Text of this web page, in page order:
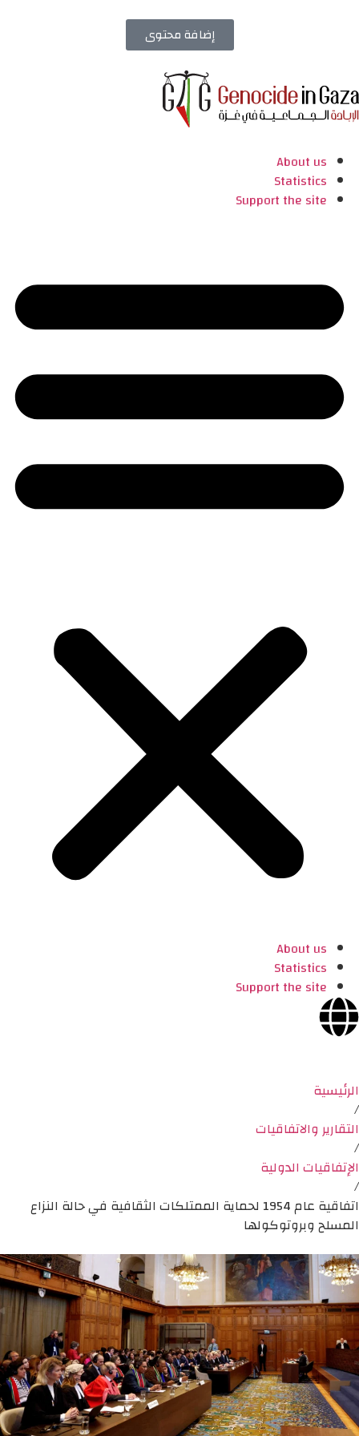
إضافة محتوى
About us
Statistics
Support the site
About us
Statistics
Support the site
الرئيسية
/
التقارير والاتفاقيات
/
الإتفاقيات الدولية
/
اتفاقية عام 1954 لحماية الممتلكات الثقافية في حالة النزاع
المسلح وبروتوكولها